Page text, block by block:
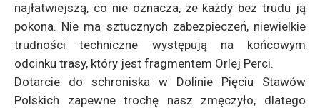
najłatwiejszą, co nie oznacza, że każdy bez trudu ją
pokona. Nie ma sztucznych zabezpieczeń, niewielkie
trudności techniczne występują na końcowym
odcinku trasy, który jest fragmentem Orlej Perci.
Dotarcie do schroniska w Dolinie Pięciu Stawów
Polskich zapewne trochę nasz zmęczyło, dlatego